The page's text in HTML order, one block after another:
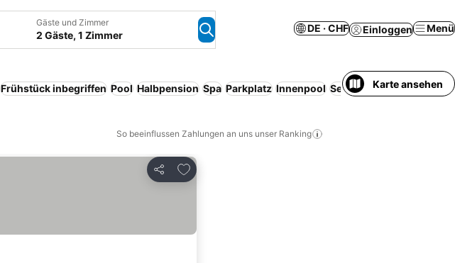
Gäste und Zimmer
2 Gäste, 1 Zimmer
DE · CHF Einloggen Menü
Frühstück inbegriffen Pool Halbpension Spa Parkplatz Innenpool Serviced apartment
Karte ansehen
So beeinflussen Zahlungen an uns unser Ranking
Teilen
Zu Favoriten hinzufügen